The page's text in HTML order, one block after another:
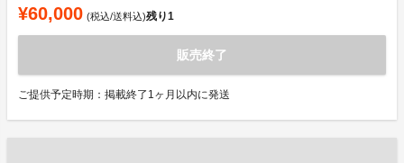
¥60,000 (税込/送料込)残り1
販売終了
ご提供予定時期：掲載終了1ヶ月以内に発送